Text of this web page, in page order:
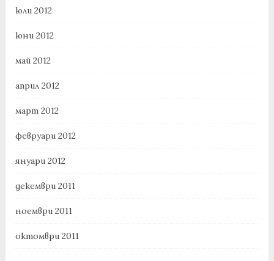
юли 2012
юни 2012
май 2012
април 2012
март 2012
февруари 2012
януари 2012
декември 2011
ноември 2011
октомври 2011